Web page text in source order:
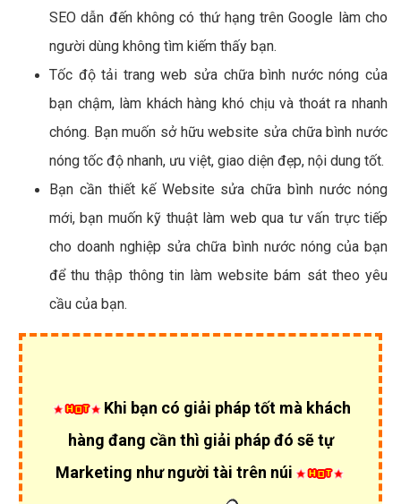
SEO dẫn đến không có thứ hạng trên Google làm cho
người dùng không tìm kiếm thấy bạn.
Tốc độ tải trang web sửa chữa bình nước nóng của
bạn chậm, làm khách hàng khó chịu và thoát ra nhanh
chóng. Bạn muốn sở hữu website sửa chữa bình nước
nóng tốc độ nhanh, ưu việt, giao diện đẹp, nội dung tốt.
Bạn cần thiết kế Website sửa chữa bình nước nóng
mới, bạn muốn kỹ thuật làm web qua tư vấn trực tiếp
cho doanh nghiệp sửa chữa bình nước nóng của bạn
để thu thập thông tin làm website bám sát theo yêu
cầu của bạn.
Khi bạn có giải pháp tốt mà khách
hàng đang cần thì giải pháp đó sẽ tự
Marketing như người tài trên núi